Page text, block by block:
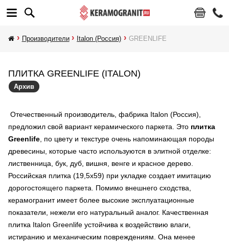
Производители Italon (Россия) GREENLIFE
ПЛИТКА GREENLIFE (ITALON)
Архив
Отечественный производитель, фабрика Italon (Россия),
предложил свой вариант керамического паркета. Это плитка
Greenlife , по цвету и текстуре очень напоминающая породы
древесины, которые часто используются в элитной отделке:
лиственница, бук, дуб, вишня, венге и красное дерево.
Российская плитка (19,5х59) при укладке создает имитацию
дорогостоящего паркета. Помимо внешнего сходства,
керамогранит имеет более высокие эксплуатационные
показатели, нежели его натуральный аналог. Качественная
плитка Italon Greenlife устойчива к воздействию влаги,
истиранию и механическим повреждениям. Она менее